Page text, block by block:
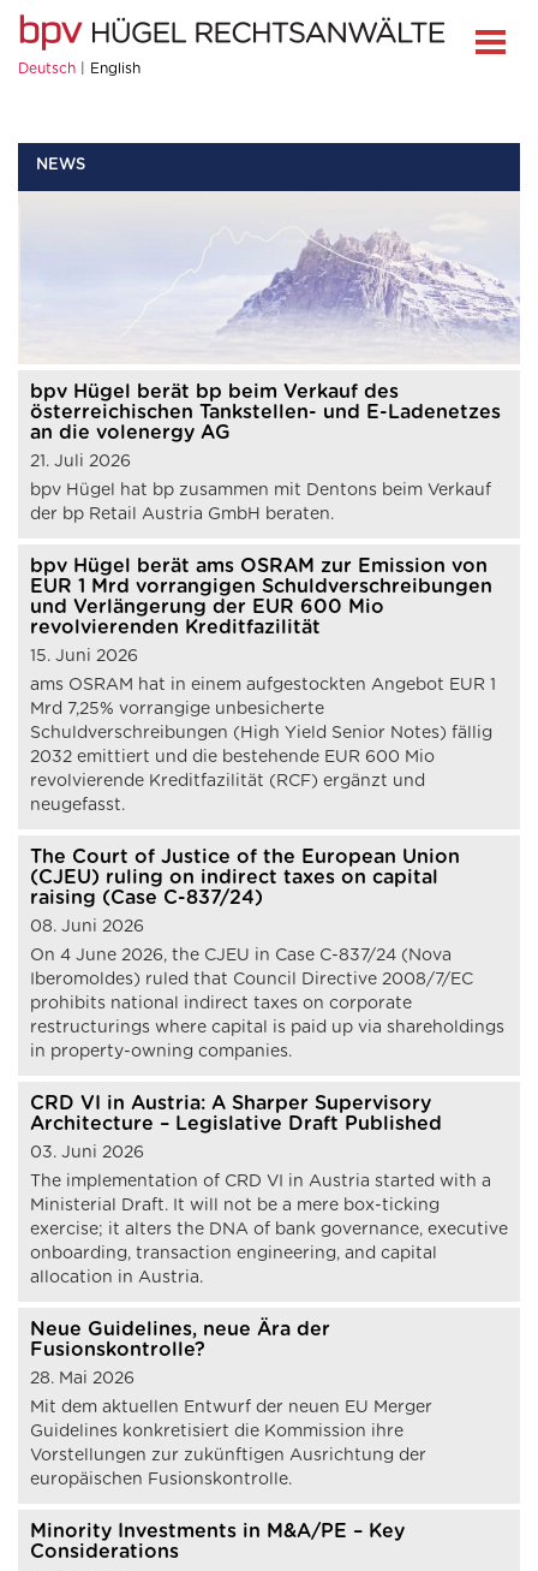
Deutsch English
NEWS
bpv Hügel berät bp beim Verkauf des
österreichischen Tankstellen- und E-Ladenetzes
an die volenergy AG
21. Juli 2026
bpv Hügel hat bp zusammen mit Dentons beim Verkauf
der bp Retail Austria GmbH beraten.
bpv Hügel berät ams OSRAM zur Emission von
EUR 1 Mrd vorrangigen Schuldverschreibungen
und Verlängerung der EUR 600 Mio
revolvierenden Kreditfazilität
15. Juni 2026
ams OSRAM hat in einem aufgestockten Angebot EUR 1
Mrd 7,25% vorrangige unbesicherte
Schuldverschreibungen (High Yield Senior Notes) fällig
2032 emittiert und die bestehende EUR 600 Mio
revolvierende Kreditfazilität (RCF) ergänzt und
neugefasst.
The Court of Justice of the European Union
(CJEU) ruling on indirect taxes on capital
raising (Case C-837/24)
08. Juni 2026
On 4 June 2026, the CJEU in Case C-837/24 (Nova
Iberomoldes) ruled that Council Directive 2008/7/EC
prohibits national indirect taxes on corporate
restructurings where capital is paid up via shareholdings
in property-owning companies.
CRD VI in Austria: A Sharper Supervisory
Architecture – Legislative Draft Published
03. Juni 2026
The implementation of CRD VI in Austria started with a
Ministerial Draft. It will not be a mere box-ticking
exercise; it alters the DNA of bank governance, executive
onboarding, transaction engineering, and capital
allocation in Austria.
Neue Guidelines, neue Ära der
Fusionskontrolle?
28. Mai 2026
Mit dem aktuellen Entwurf der neuen EU Merger
Guidelines konkretisiert die Kommission ihre
Vorstellungen zur zukünftigen Ausrichtung der
europäischen Fusionskontrolle.
Minority Investments in M&A/PE – Key
Considerations